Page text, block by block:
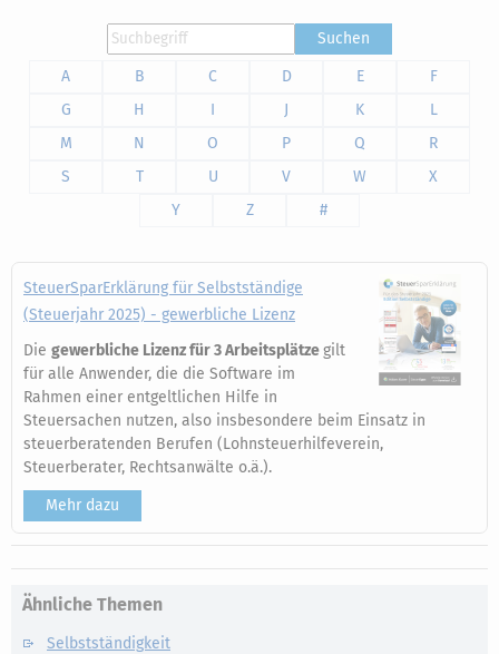
Suchen
A
B C D E
F
G
H I J K
L
M
N O P Q
R
S
T U V W
X
Y
Z #
SteuerSparErklärung für Selbstständige
(Steuerjahr 2025) - gewerbliche Lizenz
Die gewerbliche Lizenz für 3 Arbeitsplätzegilt
für alle Anwender, die die Software im
Rahmen einer entgeltlichen Hilfe in
Steuersachen nutzen, also insbesondere beim Einsatz in
steuerberatenden Berufen (Lohnsteuerhilfeverein,
Steuerberater, Rechtsanwälte o.ä.).
Mehr dazu
Ähnliche Themen
Selbstständigkeit